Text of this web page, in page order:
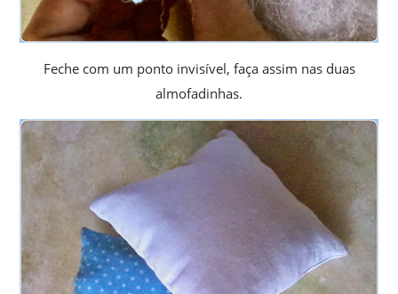
Feche com um ponto invisível, faça assim nas duas
almofadinhas.